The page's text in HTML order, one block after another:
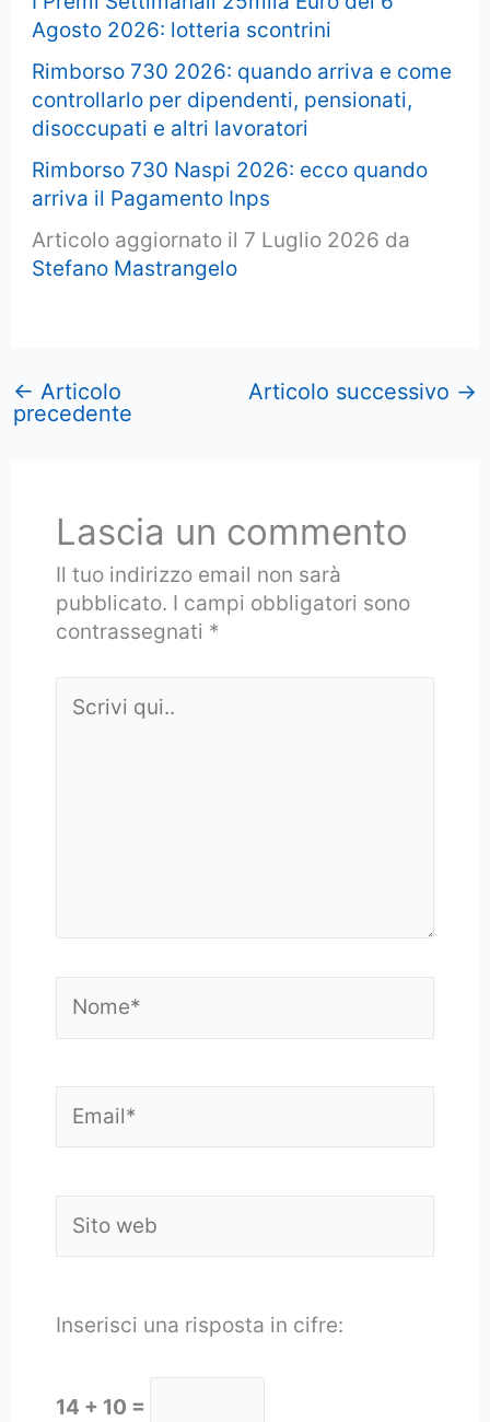
Agosto 2026: lotteria scontrini
Rimborso 730 2026: quando arriva e come
controllarlo per dipendenti, pensionati,
disoccupati e altri lavoratori
Rimborso 730 Naspi 2026: ecco quando
arriva il Pagamento Inps
Articolo aggiornato il 7 Luglio 2026 da
Stefano Mastrangelo
← Articolo
precedente
Articolo successivo →
Lascia un commento
Il tuo indirizzo email non sarà
pubblicato. I campi obbligatori sono
contrassegnati *
qui..
web
Inserisci una risposta in cifre:
14 + 10 =